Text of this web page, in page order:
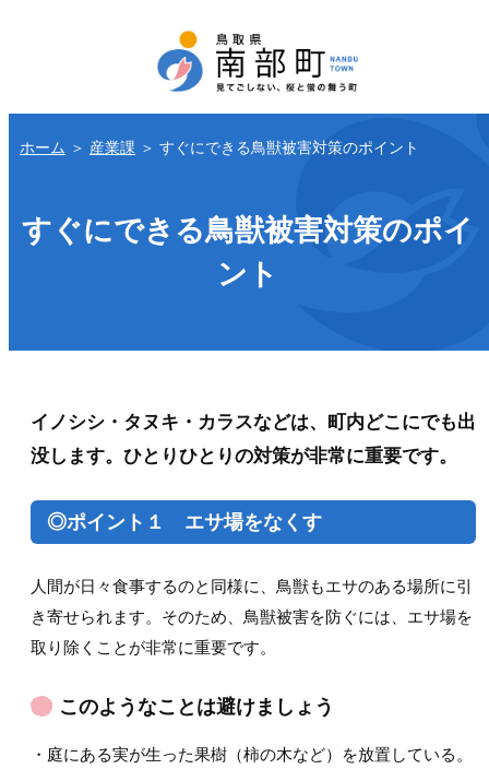
ホーム ＞ 産業課 ＞ すぐにできる鳥獣被害対策のポイント
すぐにできる鳥獣被害対策のポイ
ント
イノシシ・タヌキ・カラスなどは、町内どこにでも出
没します。ひとりひとりの対策が非常に重要です。
◎ポイント１ エサ場をなくす
人間が日々食事するのと同様に、鳥獣もエサのある場所に引
き寄せられます。そのため、鳥獣被害を防ぐには、エサ場を
取り除くことが非常に重要です。
このようなことは避けましょう
・庭にある実が生った果樹（柿の木など）を放置している。